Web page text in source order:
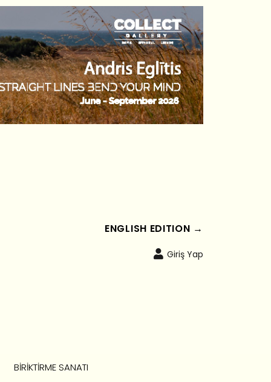
ENGLISH EDITION →
Giriş Yap
BIRIKTIRME SANATI